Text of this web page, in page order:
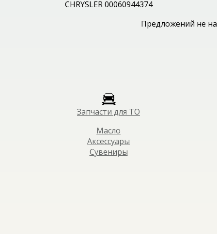
CHRYSLER 00060944374
Предложений не
Запчасти для ТО
Масло
Аксессуары
Сувениры